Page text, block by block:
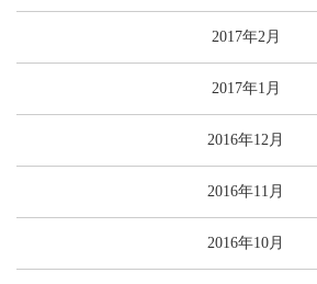
2017年2月
2017年1月
2016年12月
2016年11月
2016年10月